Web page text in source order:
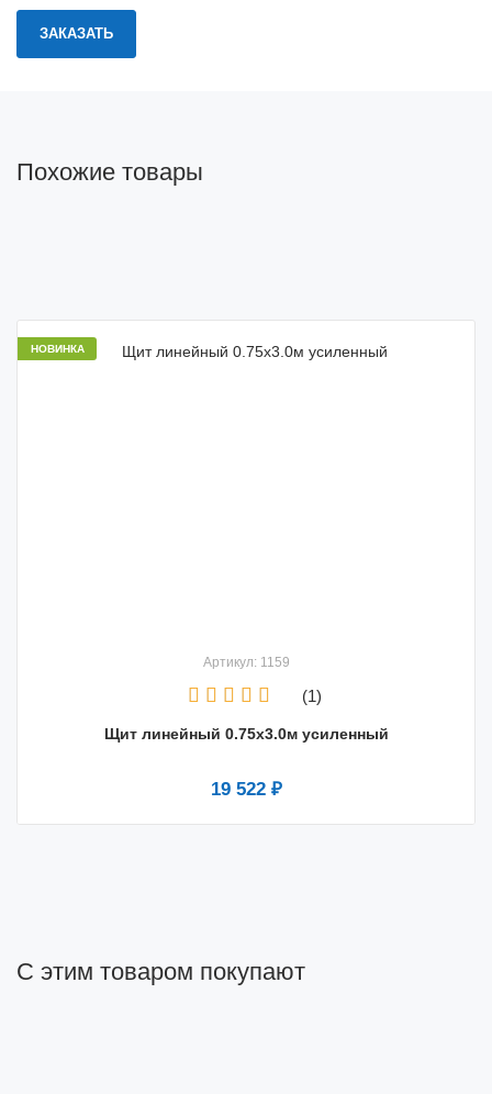
Похожие товары
НОВИНКА
Артикул: 1159
(1)
Щит линейный 0.75х3.0м усиленный
19 522 ₽
С этим товаром покупают